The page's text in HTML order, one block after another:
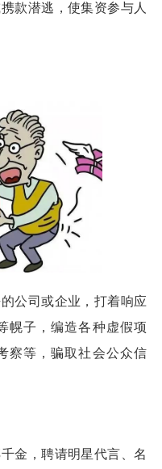
款潜逃，使集资参与人
公司或企业，打着响应
幌子，编造各种虚假项
察等，骗取社会公众信
，聘请明星代言、名